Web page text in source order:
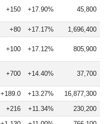
+150 +17.90% 45,800
+80 +17.17% 1,696,400
+100 +17.12% 805,900
+700 +14.40% 37,700
+189.0 +13.27%
16,877,300
+216 +11.34%
230,200